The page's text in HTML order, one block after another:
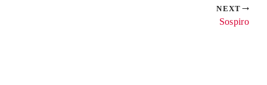
NEXT
Sospiro